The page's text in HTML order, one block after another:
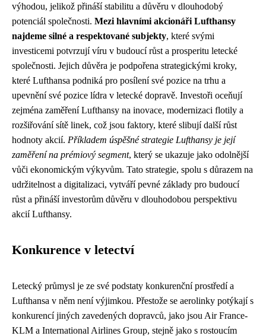
výhodou, jelikož přináší stabilitu a důvěru v dlouhodobý
potenciál společnosti. Mezi hlavními akcionáři Lufthansy
najdeme silné a respektované subjekty, které svými
investicemi potvrzují víru v budoucí růst a prosperitu letecké
společnosti. Jejich důvěra je podpořena strategickými kroky,
které Lufthansa podniká pro posílení své pozice na trhu a
upevnění své pozice lídra v letecké dopravě. Investoři oceňují
zejména zaměření Lufthansy na inovace, modernizaci flotily a
rozšiřování sítě linek, což jsou faktory, které slibují další růst
hodnoty akcií. Příkladem úspěšné strategie Lufthansy je její
zaměření na prémiový segment, který se ukazuje jako odolnější
vůči ekonomickým výkyvům. Tato strategie, spolu s důrazem na
udržitelnost a digitalizaci, vytváří pevné základy pro budoucí
růst a přináší investorům důvěru v dlouhodobou perspektivu
akcií Lufthansy.
Konkurence v letectví
Letecký průmysl je ze své podstaty konkurenční prostředí a
Lufthansa v něm není výjimkou. Přestože se aerolinky potýkají s
konkurencí jiných zavedených dopravců, jako jsou Air France-
KLM a International Airlines Group, stejně jako s rostoucím